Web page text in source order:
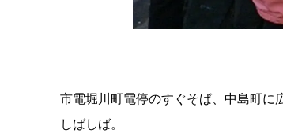
市電堀川町電停のすぐそば、中島町に
しばしば。